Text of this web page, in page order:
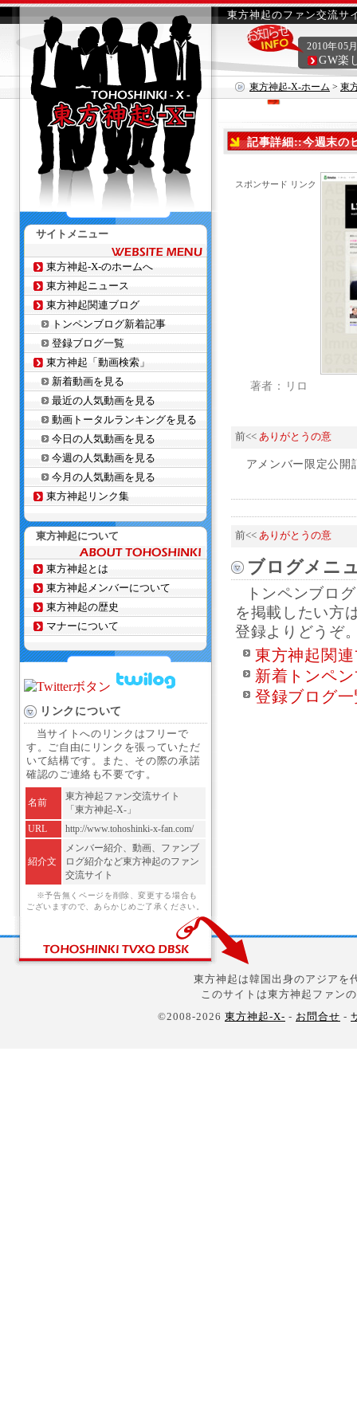
東方神起のファン交流サ
東方神起-X-ホーム > 東
2010年05
GW楽
記事詳細::今週末の
スポンサード リンク
著者：リロ
前<< ありがとうの意
アメンバー限定公開
前<< ありがとうの意
ブログメニ
トンペンブロ
を掲載したい方
登録よりどうぞ
東方神起関
新着トンペ
登録ブログ
サイトメニュー
東方神起-X-のホームへ
東方神起ニュース
東方神起関連ブログ
トンペンブログ新着記事
登録ブログ一覧
東方神起「動画検索」
新着動画を見る
最近の人気動画を見る
動画トータルランキングを見る
今日の人気動画を見る
今週の人気動画を見る
今月の人気動画を見る
東方神起リンク集
東方神起について
東方神起とは
東方神起メンバーについて
東方神起の歴史
マナーについて
リンクについて
当サイトへのリンクはフリーで
す。ご自由にリンクを張っていただ
いて結構です。また、その際の承諾
確認のご連絡も不要です。
名前
東方神起ファン交流サイト
「東方神起-X-」
URL
http://www.tohoshinki-x-fan.com/
紹介文
メンバー紹介、動画、ファンブ
ログ紹介など東方神起のファン
交流サイト
※予告無くページを削除、変更する場合も
ございますので、あらかじめご了承ください。
東方神起は韓国出身のアジアを
このサイトは東方神起ファン
©2008-2026 東方神起-X- - お問合せ -